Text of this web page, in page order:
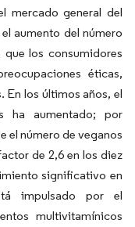
mercado general del
aumento del número
los consumidores
éticas,
En los últimos años, el
ha aumentado; por
el número de veganos
de 2,6 en los diez
significativo en
impulsado por el
multivitamínicos